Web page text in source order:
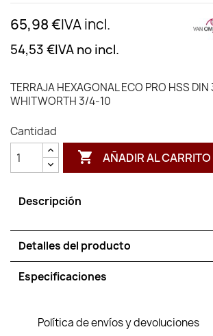
65,98 €IVA incl.
54,53 €IVA no incl.
TERRAJA HEXAGONAL ECO PRO HSS
WHITWORTH 3/4-10
Cantidad
 AÑADIR AL CARRITO
Descripción
Detalles del producto
Especificaciones
Política de envíos y devoluciones